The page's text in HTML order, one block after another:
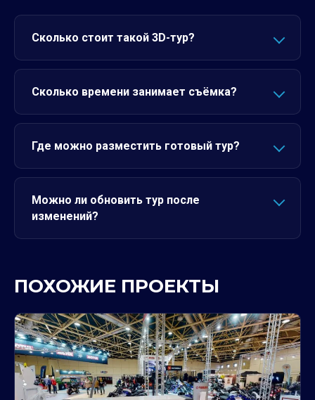
Сколько стоит такой 3D-тур?
Сколько времени занимает съёмка?
Где можно разместить готовый тур?
Можно ли обновить тур после
изменений?
ПОХОЖИЕ ПРОЕКТЫ